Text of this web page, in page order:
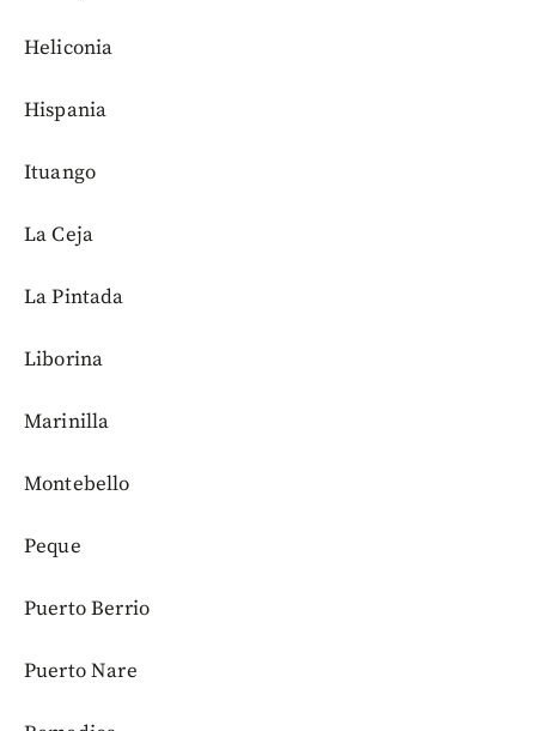
Heliconia
Hispania
Ituango
La Ceja
La Pintada
Liborina
Marinilla
Montebello
Peque
Puerto Berrio
Puerto Nare